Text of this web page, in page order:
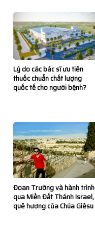
Lý do các bác sĩ ưu tiên
thuốc chuẩn chất lượng
quốc tế cho người bệnh?
Đoan Trường và hành trình
qua Miền Đất Thánh Israel,
quê hương của Chúa Giêsu